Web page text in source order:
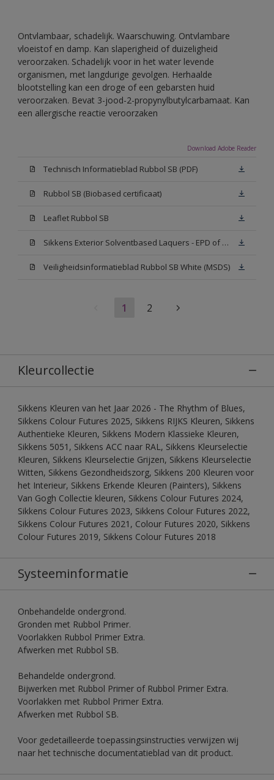
Ontvlambaar, schadelijk. Waarschuwing. Ontvlambare
vloeistof en damp. Kan slaperigheid of duizeligheid
veroorzaken. Schadelijk voor in het water levende
organismen, met langdurige gevolgen. Herhaalde
blootstelling kan een droge of een gebarsten huid
veroorzaken. Bevat 3-jood-2-propynylbutylcarbamaat. Kan
een allergische reactie veroorzaken
Download Adobe Reader
Technisch Informatieblad Rubbol SB (PDF)
Rubbol SB (Biobased certificaat)
Leaflet Rubbol SB
Sikkens Exterior Solventbased Laquers - EPD of Milieuproductverklaring
Veiligheidsinformatieblad Rubbol SB White (MSDS)
1 2
Kleurcollectie
Sikkens Kleuren van het Jaar 2026 - The Rhythm of Blues,
Sikkens Colour Futures 2025, Sikkens RIJKS Kleuren, Sikkens
Authentieke Kleuren, Sikkens Modern Klassieke Kleuren,
Sikkens 5051, Sikkens ACC naar RAL, Sikkens Kleurselectie
Kleuren, Sikkens Kleurselectie Grijzen, Sikkens Kleurselectie
Witten, Sikkens Gezondheidszorg, Sikkens 200 Kleuren voor
het Interieur, Sikkens Erkende Kleuren (Painters), Sikkens
Van Gogh Collectie kleuren, Sikkens Colour Futures 2024,
Sikkens Colour Futures 2023, Sikkens Colour Futures 2022,
Sikkens Colour Futures 2021, Colour Futures 2020, Sikkens
Colour Futures 2019, Sikkens Colour Futures 2018
Systeeminformatie
Onbehandelde ondergrond.
Gronden met Rubbol Primer.
Voorlakken Rubbol Primer Extra.
Afwerken met Rubbol SB.
Behandelde ondergrond.
Bijwerken met Rubbol Primer of Rubbol Primer Extra.
Voorlakken met Rubbol Primer Extra.
Afwerken met Rubbol SB.
Voor gedetailleerde toepassingsinstructies verwijzen wij
naar het technische documentatieblad van dit product.